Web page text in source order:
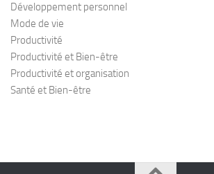
Développement personnel
Mode de vie
Productivité
Productivité et Bien-être
Productivité et organisation
Santé et Bien-être